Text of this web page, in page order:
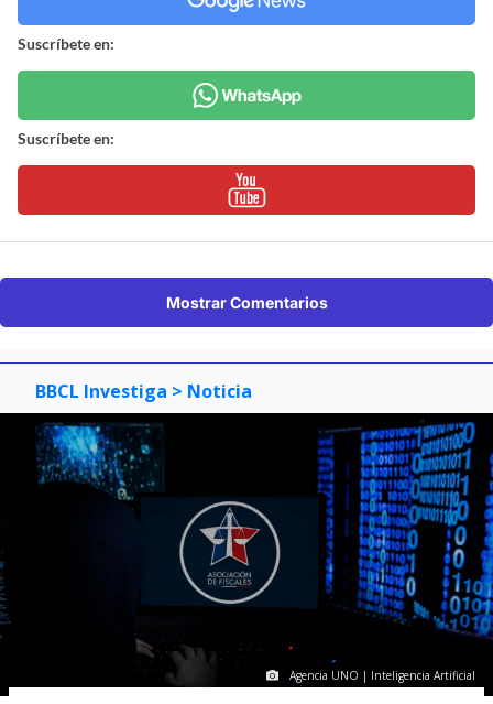
Suscríbete en:
Suscríbete en:
Mostrar Comentarios
BBCL Investiga > Noticia
Agencia UNO | Inteligencia Artificial